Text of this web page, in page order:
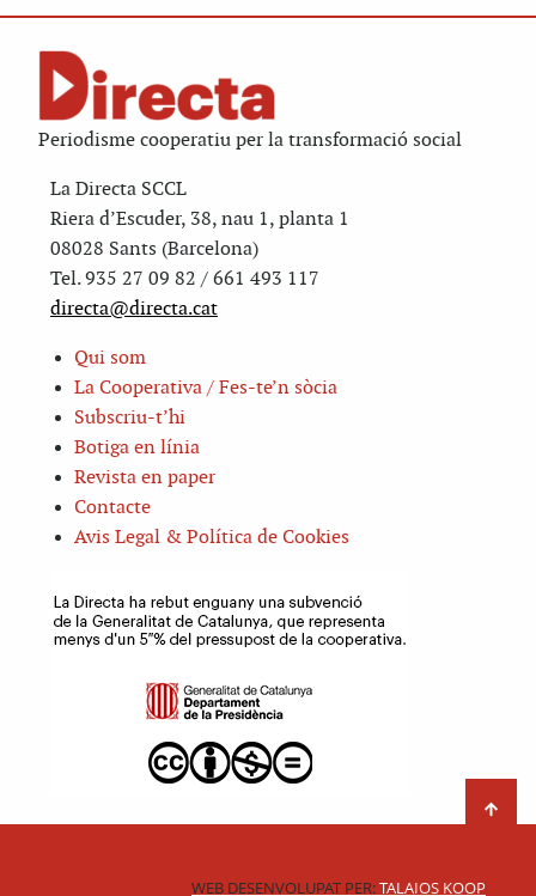
Periodisme cooperatiu per la transformació social
La Directa SCCL
Riera d’Escuder, 38, nau 1, planta 1
08028 Sants (Barcelona)
Tel. 935 27 09 82 / 661 493 117
directa@directa.cat
Qui som
La Cooperativa / Fes-te’n sòcia
Subscriu-t’hi
Botiga en línia
Revista en paper
Contacte
Avis Legal & Política de Cookies
WEB DESENVOLUPAT PER:TALAIOS KOOP